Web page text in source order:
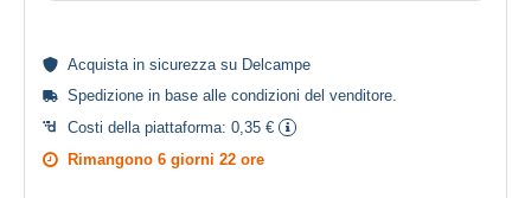
Acquista in sicurezzasu Delcampe
Spedizione in base alle condizioni del venditore.
Costi della piattaforma: 0,35 €
Rimangono 6 giorni 22 ore